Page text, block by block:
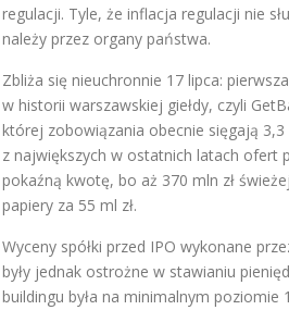
regulacji. Tyle, że inflacja regulacji nie
należy przez organy państwa.
Zbliża się nieuchronnie 17 lipca:
w historii warszawskiej giełdy, czyli
której zobowiązania obecnie sięgają
z największych w ostatnich latach ofert
pokaźną kwotę, bo aż 370 mln zł
papiery za 55 ml zł.
Wyceny spółki przed IPO wykonane
były jednak ostrożne w stawianiu
buildingu była na minimalnym poziomie